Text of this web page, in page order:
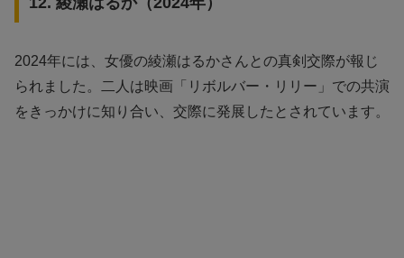
2024年には、女優の綾瀬はるかさんとの真剣交際が報じ
られました。二人は映画「リボルバー・リリー」での共演
をきっかけに知り合い、交際に発展したとされています。